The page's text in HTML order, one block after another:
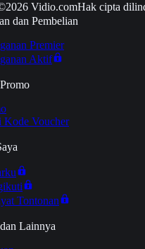
Vidio.comHak cipta
dan Pembelian
Premier
Aktif
Kode Voucher
Tontonan
Lainnya